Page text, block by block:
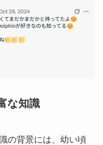
な知識
の背景には、幼い頃